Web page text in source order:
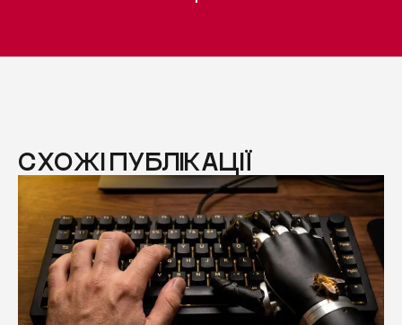
СХОЖІ ПУБЛІКАЦІЇ